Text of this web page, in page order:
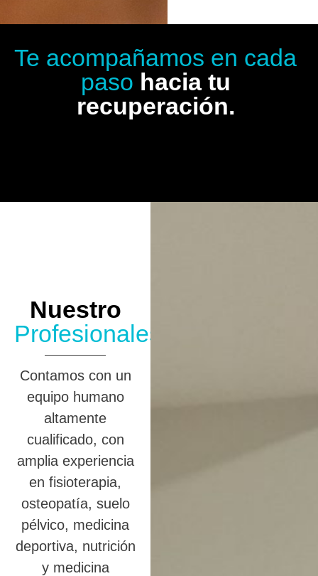
Te acompañamos en cada
paso hacia tu
recuperación.
Nuestro
Profesionales
Contamos con un
equipo humano
altamente
cualificado, con
amplia experiencia
en fisioterapia,
osteopatía, suelo
pélvico, medicina
deportiva, nutrición
y medicina